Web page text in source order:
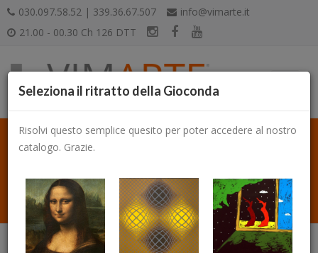
030.097.58.52 | 339.36.67.507
info@vimarte.it
21.00 - 00.30 Ch 126 DTT
Seleziona il ritratto della Gioconda
Risolvi questo semplice quesito per poter accedere al nostro
catalogo. Grazie.